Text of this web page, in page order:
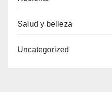
Salud y belleza
Uncategorized